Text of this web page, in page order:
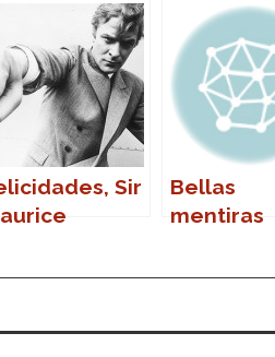
Sir
Bellas
mentiras